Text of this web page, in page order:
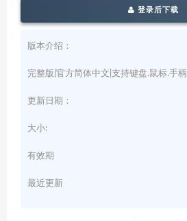
登录后下载
版本介绍：
完整版|官方简体中文|支持键盘.鼠标.手柄
更新日期：
大小:
有效期
最近更新